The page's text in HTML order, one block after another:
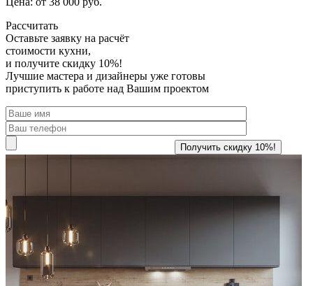
Рассчитать
Оставьте заявку на расчёт
стоимости кухни,
и получите скидку 10%!
Лучшие мастера и дизайнеры уже готовы
приступить к работе над Вашим проектом